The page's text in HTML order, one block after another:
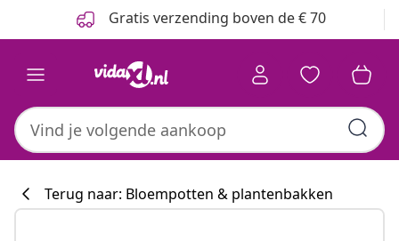
Gratis verzending boven de € 70
Terug naar: Bloempotten & plantenbakken